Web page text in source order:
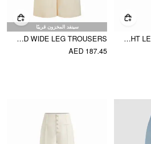
LINEN-BLEND BOAT NECK KNOTTED TOP & MID RISE CAPRI STRAIGHT LEG TROUSERS SET
سينفد المخزون قريبًا
LINEN-BLEND LOW RISE KNOTTED BELTED WIDE LEG TROUSERS
AED 187.45